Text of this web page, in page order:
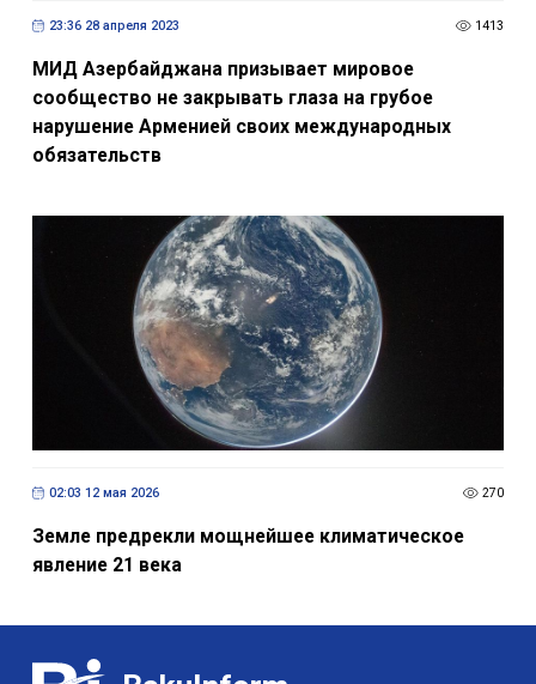
23:36 28 апреля 2023 1413
МИД Азербайджана призывает мировое
сообщество не закрывать глаза на грубое
нарушение Арменией своих международных
обязательств
02:03 12 мая 2026 270
Земле предрекли мощнейшее климатическое
явление 21 века